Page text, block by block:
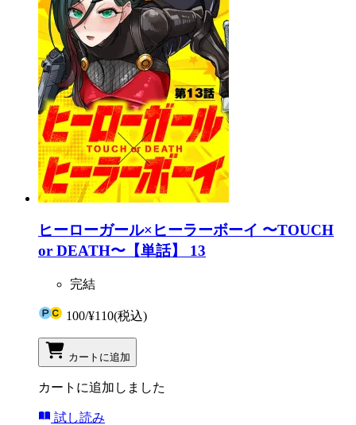
ヒーローガール×ヒーラーボーイ 〜TOUCH
or DEATH〜【単話】 13
完結
100/¥110(税込)
カートに追加
カートに追加しました
試し読み